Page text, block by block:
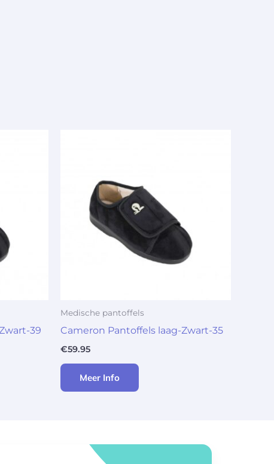
39
Medische pantoffels
Cameron Pantoffels laag-Zwart-35
€59.95
Meer Info